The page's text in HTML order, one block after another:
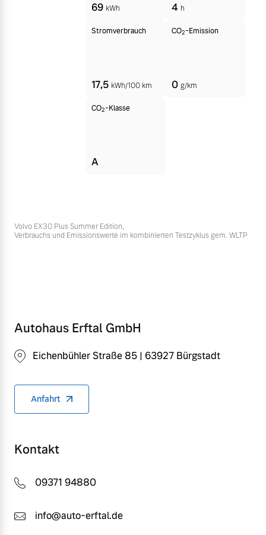
69 kWh 4 h
Stromverbrauch
17,5 kWh/100 km
CO2-Emission
0 g/km
CO2-Klasse
A
Volvo EX30 Plus Summer Edition,
Verbrauchs und Emissionswerte im kombinierten Testzyklus gem. WLTP
Autohaus Erftal GmbH
Eichenbühler Straße 85 | 63927 Bürgstadt
Anfahrt
Kontakt
09371 94880
info@auto-erftal.de